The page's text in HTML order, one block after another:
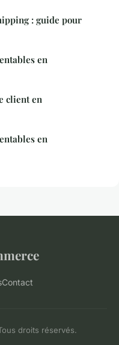
: guide pour
en
client en
en
Contact
droits réservés.